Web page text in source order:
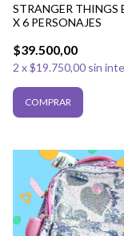
STRANGER THINGS
X 6 PERSONAJES
$39.500,00
2 x$19.750,00 sin